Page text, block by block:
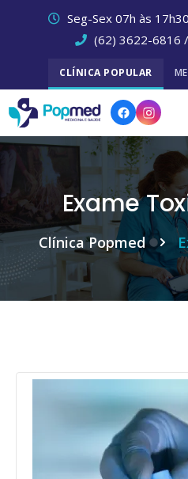
Seg-Sex 07h às
(62) 3622-6816
CLÍNICA POPULAR
Exame
Clínica Popmed